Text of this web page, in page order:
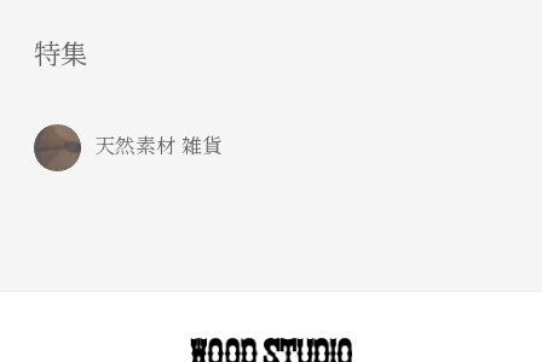
特集
天然素材 雑貨